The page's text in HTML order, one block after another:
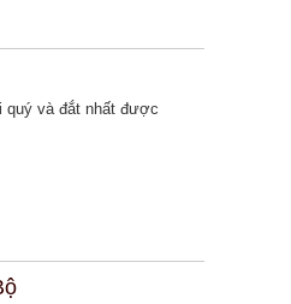
quý và đắt nhất được